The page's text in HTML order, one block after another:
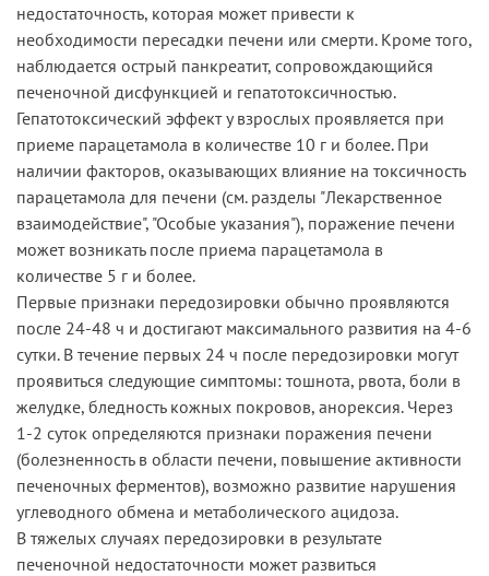
недостаточность, которая может привести к
необходимости пересадки печени или смерти. Кроме того,
наблюдается острый панкреатит, сопровождающийся
печеночной дисфункцией и гепатотоксичностью.
Гепатотоксический эффект у взрослых проявляется при
приеме парацетамола в количестве 10 г и более. При
наличии факторов, оказывающих влияние на токсичность
парацетамола для печени (см. разделы "Лекарственное
взаимодействие", "Особые указания"), поражение печени
может возникать после приема парацетамола в
количестве 5 г и более.
Первые признаки передозировки обычно проявляются
после 24-48 ч и достигают максимального развития на 4-6
сутки. В течение первых 24 ч после передозировки могут
проявиться следующие симптомы: тошнота, рвота, боли в
желудке, бледность кожных покровов, анорексия. Через
1-2 суток определяются признаки поражения печени
(болезненность в области печени, повышение активности
печеночных ферментов), возможно развитие нарушения
углеводного обмена и метаболического ацидоза.
В тяжелых случаях передозировки в результате
печеночной недостаточности может развиться